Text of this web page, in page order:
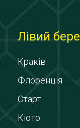
Лівий
Краків
Флоренція
Старт
Кіото